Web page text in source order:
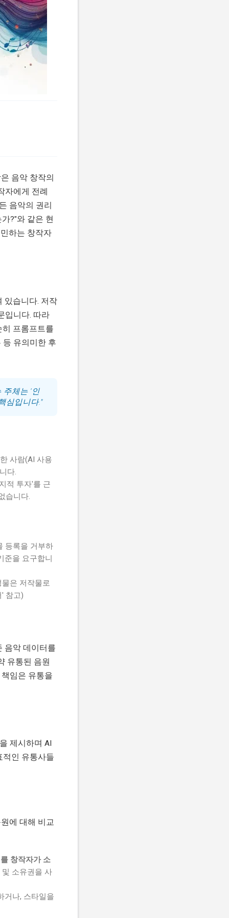
음악 창작의
자에게 전례
음악의 권리
?"와 같은 현
하는 창작자
있습니다. 저작
입니다. 따라
프롬프트를
등 유의미한 후
주체는 '인
심입니다."
사람(AI 사용
다.
적 투자'를 근
습니다.
등록을 거부하
준을 요구합니
은 저작물로
참고)
음악 데이터를
유통된 음원
임은 유통을
제시하며 AI
적인 유통사들
에 대해 비교
창작자가 소
소유권을 사
거나, 스타일을